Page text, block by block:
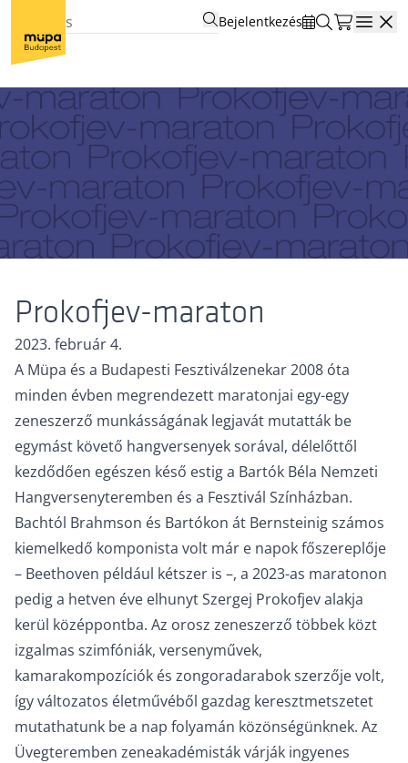
Bejelentkezés
Prokofjev-maraton
2023. február 4.
A Müpa és a Budapesti Fesztiválzenekar 2008 óta
minden évben megrendezett maratonjai egy-egy
zeneszerző munkásságának legjavát mutatták be
egymást követő hangversenyek sorával, délelőttől
kezdődően egészen késő estig a Bartók Béla Nemzeti
Hangversenyteremben és a Fesztivál Színházban.
Bachtól Brahmson és Bartókon át Bernsteinig számos
kiemelkedő komponista volt már e napok főszereplője
– Beethoven például kétszer is –, a 2023-as maratonon
pedig a hetven éve elhunyt Szergej Prokofjev alakja
kerül középpontba. Az orosz zeneszerző többek közt
izgalmas szimfóniák, versenyművek,
kamarakompozíciók és zongoradarabok szerzője volt,
így változatos életművéből gazdag keresztmetszetet
mutathatunk be a nap folyamán közönségünknek. Az
Üvegteremben zeneakadémisták várják ingyenes